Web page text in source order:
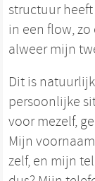
structuur
in een flow,
alweer mijn
Dit is
persoonlijke
voor mezelf,
Mijn
zelf, en mijn